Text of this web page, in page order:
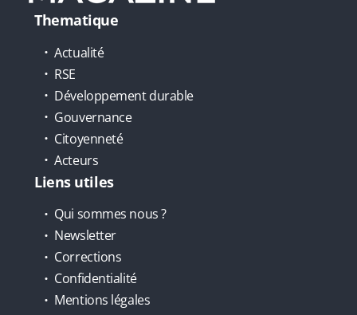
Thematique
Actualité
RSE
Développement durable
Gouvernance
Citoyenneté
Acteurs
Liens utiles
Qui sommes nous ?
Newsletter
Corrections
Confidentialité
Mentions légales